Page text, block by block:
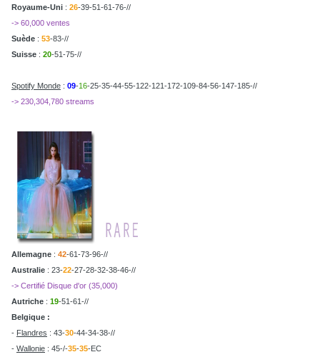
Royaume-Uni : 26-39-51-61-76-//
-> 60,000 ventes
Suède : 53-83-//
Suisse : 20-51-75-//
Spotify Monde : 09-16-25-35-44-55-122-121-172-109-84-56-147-185-//
-> 230,304,780 streams
Allemagne : 42-61-73-96-//
Australie : 23-22-27-28-32-38-46-//
-> Certifié Disque d'or (35,000)
Autriche : 19-51-61-//
Belgique :
- Flandres : 43-30-44-34-38-//
- Wallonie : 45-/-35-35-EC